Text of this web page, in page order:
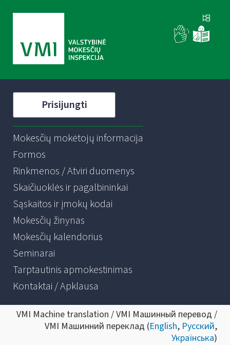
Prisijungti
Mokesčių mokėtojų informacija
Formos
Rinkmenos / Atviri duomenys
Skaičiuoklės ir pagalbininkai
Sąskaitos ir įmokų kodai
Mokesčių žinynas
Mokesčių kalendorius
Seminarai
Tarptautinis apmokestinimas
Kontaktai / Apklausa
VMI Machine translation / VMI Машинный перевод /
VMI Машинний переклад (English, Русский,
Українська)